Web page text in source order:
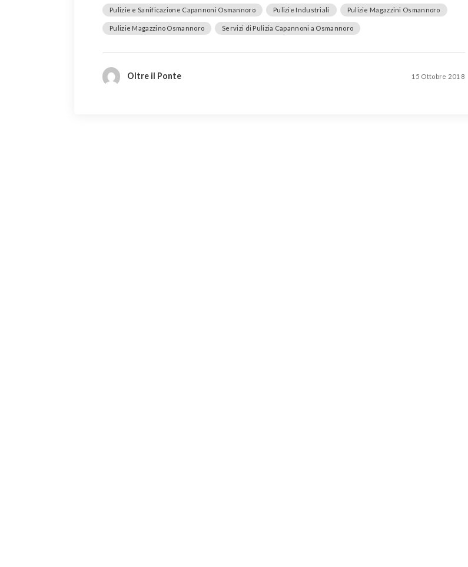
Pulizie e Sanificazione Capannoni Osmannoro Pulizie Industriali Pulizie Magazzini Osmannoro
Pulizie Magazzino Osmannoro Servizi di Pulizia Capannoni a Osmannoro
Oltre il Ponte 15 Ottobre 2018